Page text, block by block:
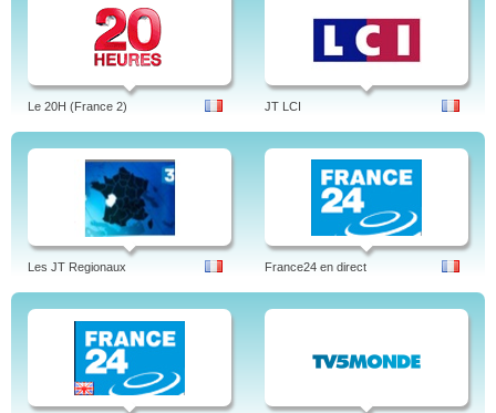
Le 20H (France 2) JT LCI
Les JT Regionaux France24 en direct